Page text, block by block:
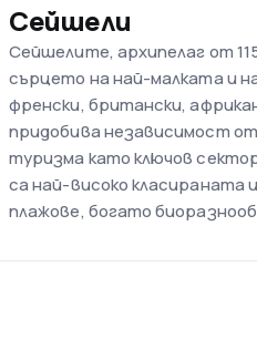
Сейшели
Сейшелите, архипелаг от
сърцето на най-малката и
френски, британски,
придобива независимост
туризма като ключов
са най-високо класираната
плажове, богато